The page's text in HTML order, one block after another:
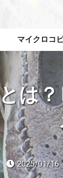
マイクロコ
は
2025/01/16